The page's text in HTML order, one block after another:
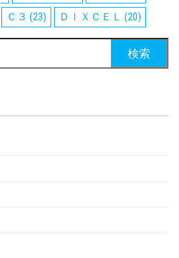
Ｃ３ (23) ＤＩＸＣＥＬ (20)